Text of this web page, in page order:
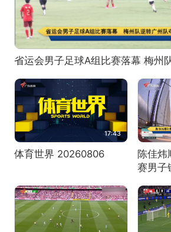
省运会男子足球A组比赛落幕 梅州
17:43
体育世界 20260806
陈佳炜
赛男子